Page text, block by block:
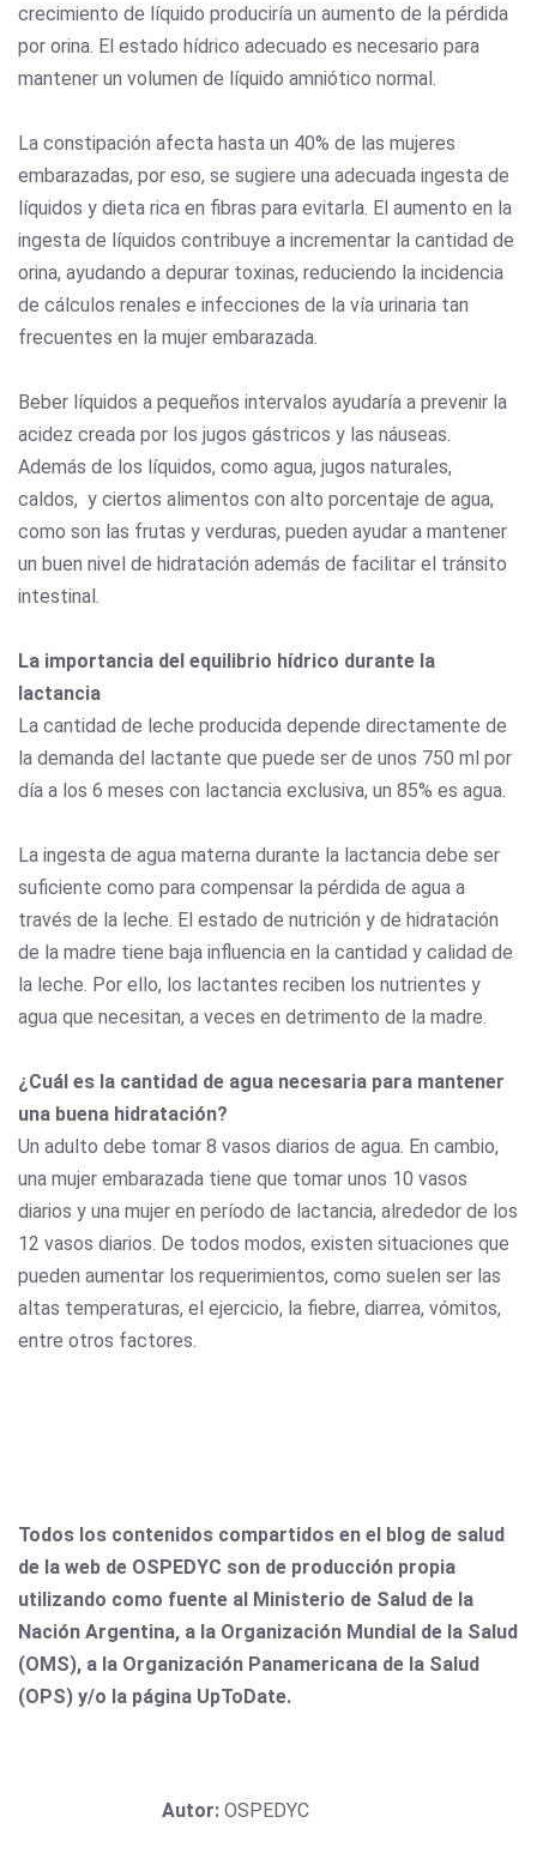
crecimiento de líquido produciría un aumento de la pérdida
por orina. El estado hídrico adecuado es necesario para
mantener un volumen de líquido amniótico normal.
La constipación afecta hasta un 40% de las mujeres
embarazadas, por eso, se sugiere una adecuada ingesta de
líquidos y dieta rica en fibras para evitarla. El aumento en la
ingesta de líquidos contribuye a incrementar la cantidad de
orina, ayudando a depurar toxinas, reduciendo la incidencia
de cálculos renales e infecciones de la vía urinaria tan
frecuentes en la mujer embarazada.
Beber líquidos a pequeños intervalos ayudaría a prevenir la
acidez creada por los jugos gástricos y las náuseas.
Además de los líquidos, como agua, jugos naturales,
caldos, y ciertos alimentos con alto porcentaje de agua,
como son las frutas y verduras, pueden ayudar a mantener
un buen nivel de hidratación además de facilitar el tránsito
intestinal.
La importancia del equilibrio hídrico durante la
lactancia
La cantidad de leche producida depende directamente de
la demanda del lactante que puede ser de unos 750 ml por
día a los 6 meses con lactancia exclusiva, un 85% es agua.
La ingesta de agua materna durante la lactancia debe ser
suficiente como para compensar la pérdida de agua a
través de la leche. El estado de nutrición y de hidratación
de la madre tiene baja influencia en la cantidad y calidad de
la leche. Por ello, los lactantes reciben los nutrientes y
agua que necesitan, a veces en detrimento de la madre.
¿Cuál es la cantidad de agua necesaria para mantener
una buena hidratación?
Un adulto debe tomar 8 vasos diarios de agua. En cambio,
una mujer embarazada tiene que tomar unos 10 vasos
diarios y una mujer en período de lactancia, alrededor de los
12 vasos diarios. De todos modos, existen situaciones que
pueden aumentar los requerimientos, como suelen ser las
altas temperaturas, el ejercicio, la fiebre, diarrea, vómitos,
entre otros factores.
Todos los contenidos compartidos en el blog de salud
de la web de OSPEDYC son de producción propia
utilizando como fuente al Ministerio de Salud de la
Nación Argentina, a la Organización Mundial de la Salud
(OMS), a la Organización Panamericana de la Salud
(OPS) y/o la página UpToDate.
Autor: OSPEDYC